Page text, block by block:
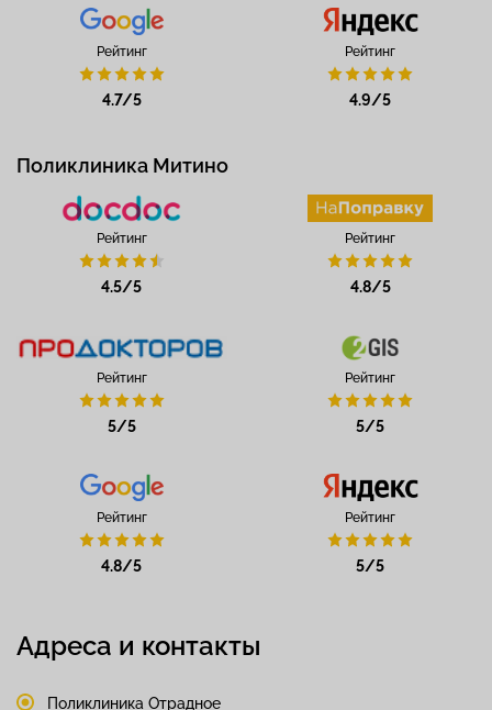
Рейтинг
4.7/5
Рейтинг
4.9/5
Поликлиника Митино
Рейтинг
4.5/5
Рейтинг
4.8/5
Рейтинг
5/5
Рейтинг
5/5
Рейтинг
4.8/5
Рейтинг
5/5
Адреса и контакты
Поликлиника Отрадное